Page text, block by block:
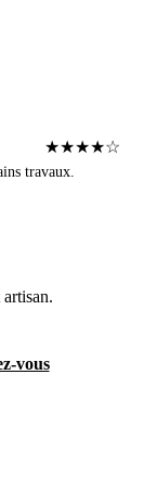
★★★★☆
travaux.
vous